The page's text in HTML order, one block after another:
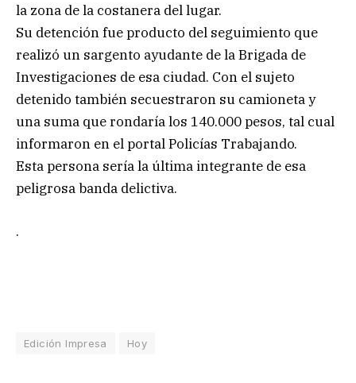
la zona de la costanera del lugar.
Su detención fue producto del seguimiento que
realizó un sargento ayudante de la Brigada de
Investigaciones de esa ciudad. Con el sujeto
detenido también secuestraron su camioneta y
una suma que rondaría los 140.000 pesos, tal cual
informaron en el portal Policías Trabajando.
Esta persona sería la última integrante de esa
peligrosa banda delictiva.
.
Edición Impresa Hoy